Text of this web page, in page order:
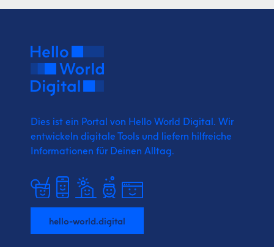
Dies ist ein Portal von Hello World Digital. Wir
entwickeln digitale Tools und liefern hilfreiche
Informationen für Deinen Alltag.
hello-world.digital